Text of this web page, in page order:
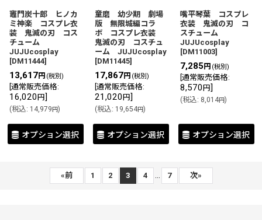
竈門炭十郎 ヒノカ
ミ神楽 コスプレ衣
装 鬼滅の刃 コス
チューム
JUJUcosplay
[DM11444]
13,617円 (税別)
通常販売価格:
16,020 円]
(税込: 14,979円)
オプション選択
童磨 幼少期 劇場
版 無限城編コラ
ボ コスプレ衣装
鬼滅の刃 コスチュ
ーム JUJUcosplay
[DM11445]
17,867円 (税別)
通常販売価格:
21,020 円]
(税込: 19,654円)
オプション選択
嘴平琴葉 コスプレ
衣装 鬼滅の刃 コ
スチューム
JUJUcosplay
[DM11003]
7,285 円 (税別)
通常販売価格:
8,570 円]
(税込: 8,014円)
オプション選択
«前 1 2 3 4 7 次»